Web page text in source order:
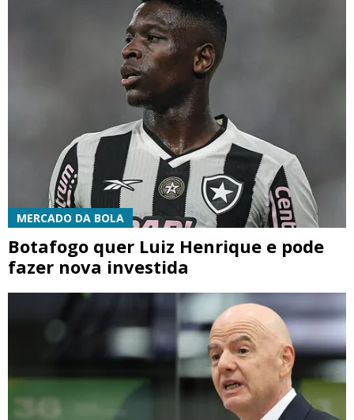
MERCADO DA BOLA
Botafogo quer Luiz Henrique e pode
fazer nova investida